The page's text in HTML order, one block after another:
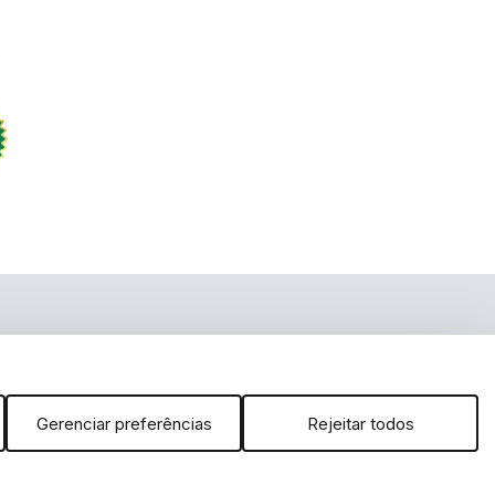
Gerenciar preferências Rejeitar todos
YouTube
É vedada qualquer reprodução, total ou parcial, de qualquer elemento
inclusão no carrinho não garante o preço e/ou a disponibilidade do
de estoque.